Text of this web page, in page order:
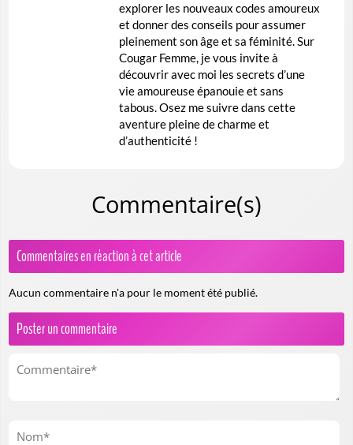
explorer les nouveaux codes amoureux
et donner des conseils pour assumer
pleinement son âge et sa féminité. Sur
Cougar Femme, je vous invite à
découvrir avec moi les secrets d’une
vie amoureuse épanouie et sans
tabous. Osez me suivre dans cette
aventure pleine de charme et
d’authenticité !
Commentaire(s)
Commentaires en réaction à cet article
Aucun commentaire n'a pour le moment été publié.
Poster un commentaire